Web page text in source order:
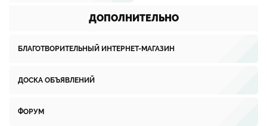
ДОПОЛНИТЕЛЬНО
БЛАГОТВОРИТЕЛЬНЫЙ ИНТЕРНЕТ-МАГАЗИН
ДОСКА ОБЪЯВЛЕНИЙ
ФОРУМ